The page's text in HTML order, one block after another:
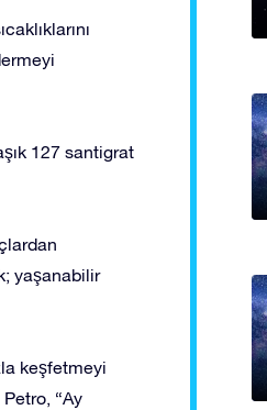
127 santigrat
yaşanabilir
keşfetmeyi
“Ay